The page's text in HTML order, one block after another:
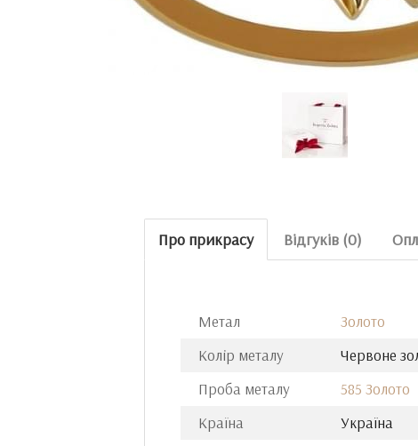
Про прикрасу Відгуків (0)
Метал
Золото
Колір металу
Червоне
Проба металу
585 Золото
Країна
Україна